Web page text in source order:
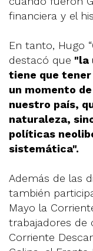
financiera y el
En tanto, Hugo
destacó que "la
tiene que
un momento
nuestro país,
naturaleza,
políticas
sistemática".
Además de las
también
Mayo la
trabajadores de
Corriente